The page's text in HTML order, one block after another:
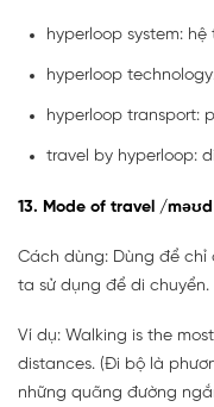
hyperloop system:
hyperloop
hyperloop transport:
travel by hyperloop:
13. Mode of travel /
Cách dùng: Dùng để
ta sử dụng để di chuyển.
Ví dụ: Walking is the
distances. (Đi bộ là
những quãng đường